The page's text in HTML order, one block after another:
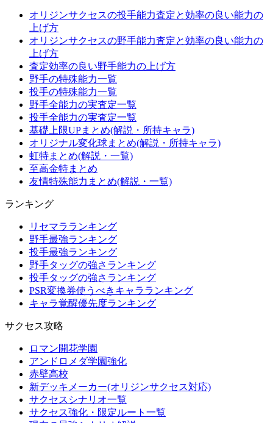
オリジンサクセスの投手能力査定と効率の良い能力の
上げ方
オリジンサクセスの野手能力査定と効率の良い能力の
上げ方
査定効率の良い野手能力の上げ方
野手の特殊能力一覧
投手の特殊能力一覧
野手全能力の実査定一覧
投手全能力の実査定一覧
基礎上限UPまとめ(解説・所持キャラ)
オリジナル変化球まとめ(解説・所持キャラ)
虹特まとめ(解説・一覧)
至高金特まとめ
友情特殊能力まとめ(解説・一覧)
ランキング
リセマラランキング
野手最強ランキング
投手最強ランキング
野手タッグの強さランキング
投手タッグの強さランキング
PSR変換券使うべきキャラランキング
キャラ覚醒優先度ランキング
サクセス攻略
ロマン開花学園
アンドロメダ学園強化
赤壁高校
新デッキメーカー(オリジンサクセス対応)
サクセスシナリオ一覧
サクセス強化・限定ルート一覧